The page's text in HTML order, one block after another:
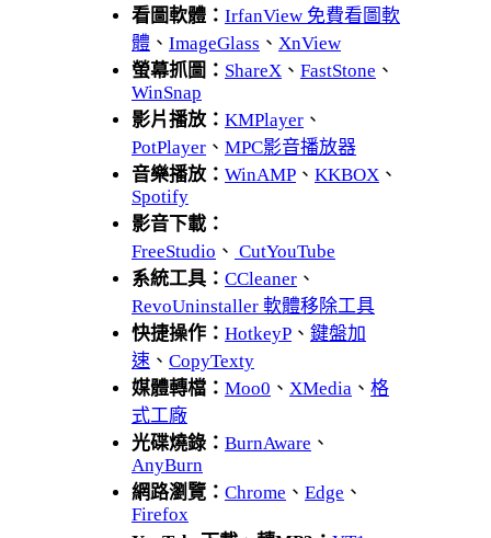
看圖軟體： IrfanView 免費看圖軟
體 、 ImageGlass 、 XnView
螢幕抓圖： ShareX 、 FastStone 、
WinSnap
影片播放： KMPlayer 、
PotPlayer 、 MPC影音播放器
音樂播放： WinAMP 、 KKBOX 、
Spotify
影音下載：
FreeStudio 、 CutYouTube
系統工具： CCleaner 、
RevoUninstaller 軟體移除工具
快捷操作： HotkeyP 、 鍵盤加
速 、 CopyTexty
媒體轉檔： Moo0 、 XMedia 、 格
式工廠
光碟燒錄： BurnAware 、
AnyBurn
網路瀏覽： Chrome 、 Edge 、
Firefox